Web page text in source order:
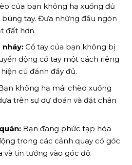
của bạn không hạ xuống đủ
tay. Đưa những đầu ngón
đất hơn.
nháy: Cổ tay của bạn không bị
động cổ tay một cách riêng
cú đánh đầy đủ.
không hạ mái chèo xuống
trên sự dự đoán và đặt chân
Bạn đang phức tạp hóa
trong các cảnh quay có góc
và tin tưởng vào góc độ.